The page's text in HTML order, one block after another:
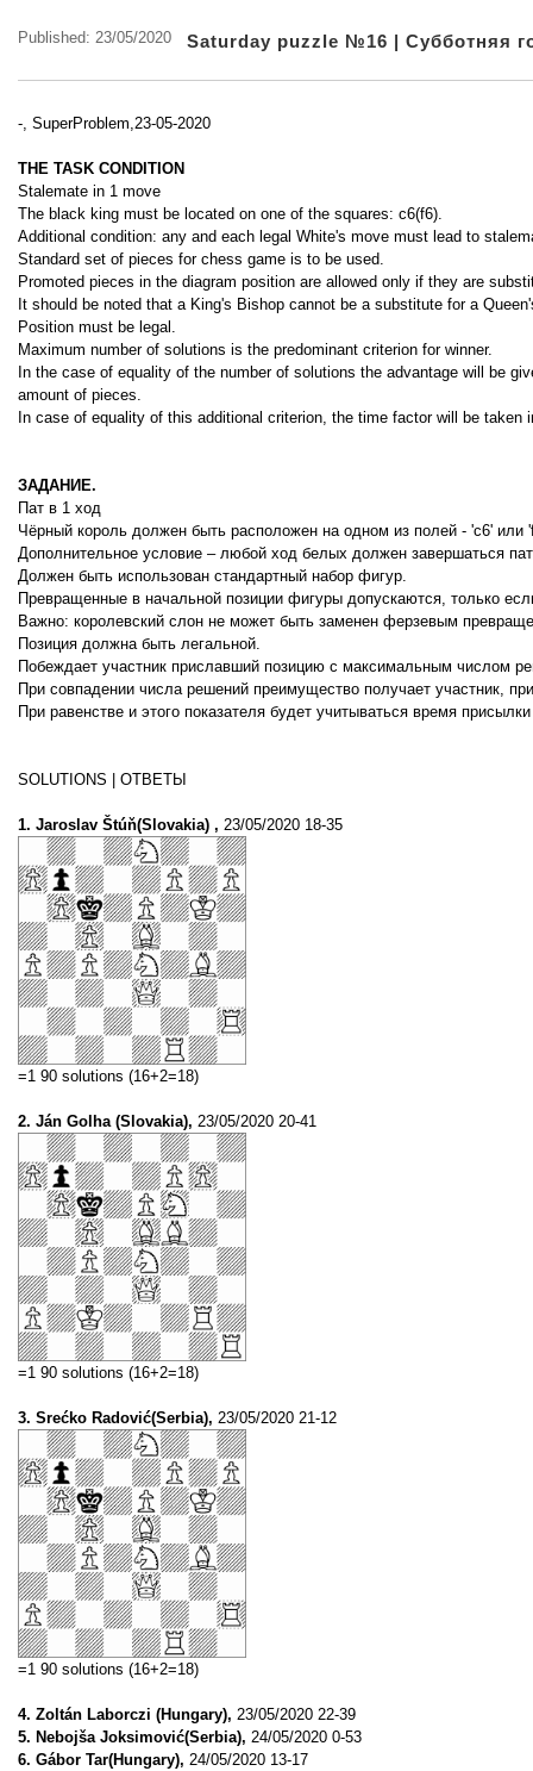
Published: 23/05/2020 Saturday puzzle №16 | Субботняя
-, SuperProblem,23-05-2020
THE TASK CONDITION
Stalemate in 1 move
The black king must be located on one of the squares: c6(f6).
Additional condition: any and each legal White's move must lead to
Standard set of pieces for chess game is to be used.
Promoted pieces in the diagram position are allowed only if they are
It should be noted that a King's Bishop cannot be a substitute for a
Position must be legal.
Maximum number of solutions is the predominant criterion for winner.
In the case of equality of the number of solutions the advantage will be
amount of pieces.
In case of equality of this additional criterion, the time factor will be taken
ЗАДАНИЕ.
Пат в 1 ход
Чёрный король должен быть расположен на одном из полей - 'c6' или
Дополнительное условие – любой ход белых должен завершаться
Должен быть использован стандартный набор фигур.
Превращенные в начальной позиции фигуры допускаются, только
Важно: королевский слон не может быть заменен ферзевым
Позиция должна быть легальной.
Побеждает участник приславший позицию с максимальным числом
При совпадении числа решений преимущество получает участник,
При равенстве и этого показателя будет учитываться время
SOLUTIONS | ОТВЕТЫ
1. Jaroslav Štúň(Slovakia) , 23/05/2020 18-35
=1 90 solutions (16+2=18)
2. Ján Golha (Slovakia), 23/05/2020 20-41
=1 90 solutions (16+2=18)
3. Srećko Radović(Serbia), 23/05/2020 21-12
=1 90 solutions (16+2=18)
4. Zoltán Laborczi (Hungary), 23/05/2020 22-39
5. Nebojša Joksimović(Serbia), 24/05/2020 0-53
6. Gábor Tar(Hungary), 24/05/2020 13-17